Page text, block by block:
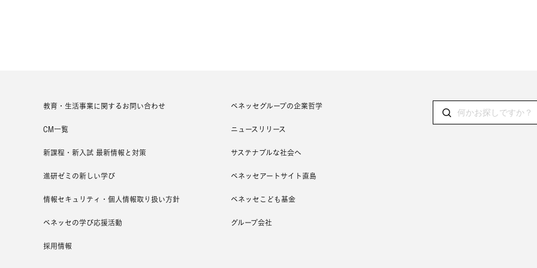
教育・生活事業に関するお問い合わせ
CM一覧
新課程・新入試 最新情報と対策
進研ゼミの新しい学び
情報セキュリティ・個人情報取り扱い方針
ベネッセの学び応援活動
採用情報
ベネッセグループの企業哲学
ニュースリリース
サステナブルな社会へ
ベネッセアートサイト直島
ベネッセこども基金
グループ会社